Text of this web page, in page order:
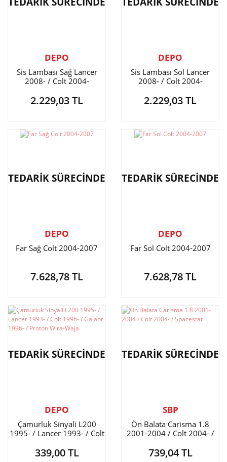
DEPO
Sis Lambası Sağ Lancer
2008- / Colt 2004-
2.229,03 TL
DEPO
Sis Lambası Sol Lancer
2008- / Colt 2004-
2.229,03 TL
TEDARİK SÜRECİNDE
DEPO
Far Sağ Colt 2004-2007
7.628,78 TL
TEDARİK SÜRECİNDE
DEPO
Far Sol Colt 2004-2007
7.628,78 TL
TEDARİK SÜRECİNDE
DEPO
Çamurluk Sinyali L200
1995- / Lancer 1993- / Colt
Proton Wira-Waja
339,00 TL
TEDARİK SÜRECİNDE
SBP
Ön Balata Carisma 1.8
2001-2004 / Colt 2004- /
739,04 TL